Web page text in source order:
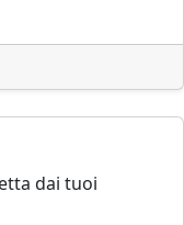
dai tuoi